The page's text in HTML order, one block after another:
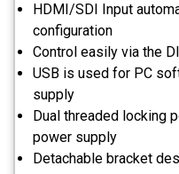
HDMI/SDI Input
configuration
Control easily via the
USB is used for PC
supply
Dual threaded locking
power supply
Detachable bracket